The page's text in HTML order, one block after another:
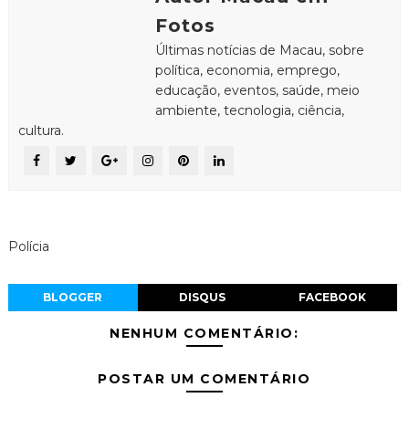
Fotos
Últimas notícias de Macau, sobre
política, economia, emprego,
educação, eventos, saúde, meio
ambiente, tecnologia, ciência,
cultura.
Polícia
BLOGGER DISQUS FACEBOOK
NENHUM COMENTÁRIO:
POSTAR UM COMENTÁRIO